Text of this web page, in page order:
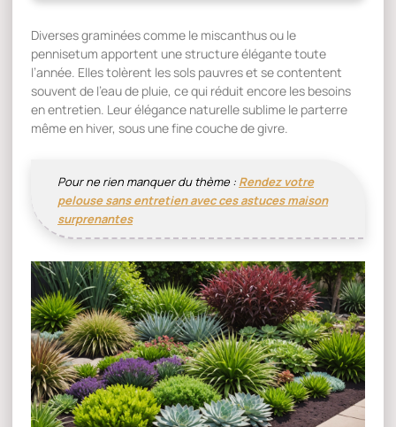
Diverses graminées comme le miscanthus ou le
pennisetum apportent une structure élégante toute
l’année. Elles tolèrent les sols pauvres et se contentent
souvent de l’eau de pluie, ce qui réduit encore les besoins
en entretien. Leur élégance naturelle sublime le parterre
même en hiver, sous une fine couche de givre.
Pour ne rien manquer du thème : Rendez votre
pelouse sans entretien avec ces astuces maison
surprenantes